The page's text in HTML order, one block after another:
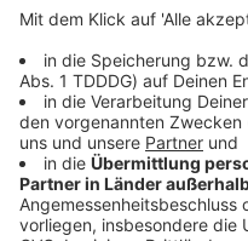
DAS KÖNNTE DICH
Welt